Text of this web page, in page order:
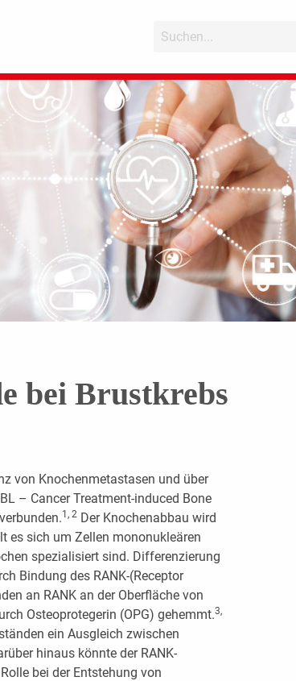
bei Brustkrebs
von Knochenmetastasen und über
– Cancer Treatment-induced Bone
1, 2Der Knochenabbau wird
es sich um Zellen mononukleären
spezialisiert sind. Differenzierung
Bindung des RANK-(Receptor
an RANK an der Oberfläche von
Osteoprotegerin (OPG) gehemmt.3,
ein Ausgleich zwischen
hinaus könnte der RANK-
bei der Entstehung von